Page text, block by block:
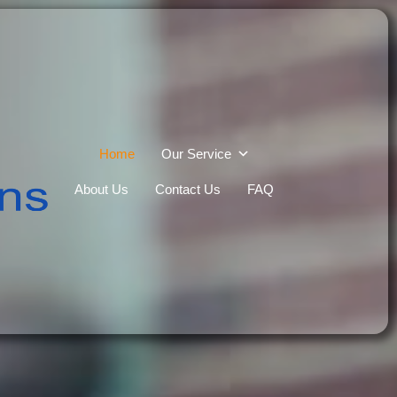
Home Our Service
About Us Contact Us FAQ